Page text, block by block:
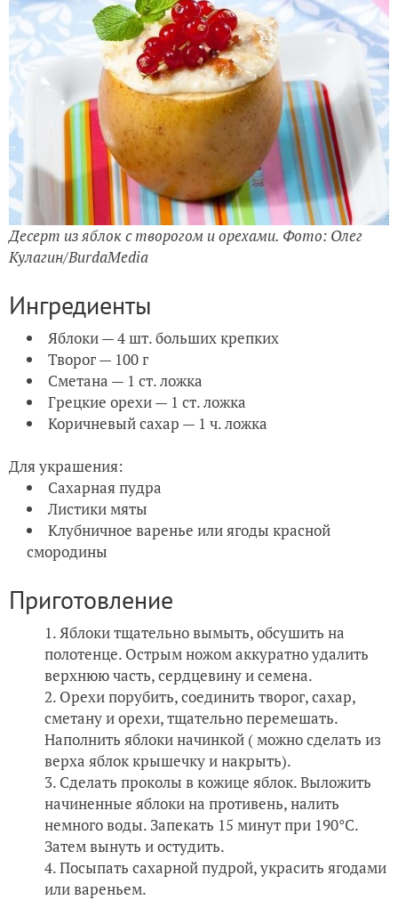
Десерт из яблок с творогом и орехами. Фото: Олег
Кулагин/BurdaMedia
Ингредиенты
Яблоки — 4 шт. больших крепких
Творог — 100 г
Сметана — 1 ст. ложка
Грецкие орехи — 1 ст. ложка
Коричневый сахар — 1 ч. ложка
Для украшения:
Сахарная пудра
Листики мяты
Клубничное варенье или ягоды красной
смородины
Приготовление
Яблоки тщательно вымыть, обсушить на
полотенце. Острым ножом аккуратно удалить
верхнюю часть, сердцевину и семена.
Орехи порубить, соединить творог, сахар,
сметану и орехи, тщательно перемешать.
Наполнить яблоки начинкой ( можно сделать из
верха яблок крышечку и накрыть).
Сделать проколы в кожице яблок. Выложить
начиненные яблоки на противень, налить
немного воды. Запекать 15 минут при 190°C.
Затем вынуть и остудить.
Посыпать сахарной пудрой, украсить ягодами
или вареньем.